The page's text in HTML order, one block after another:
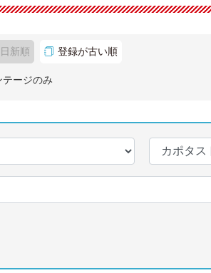
新順 登録が古い順
テージのみ